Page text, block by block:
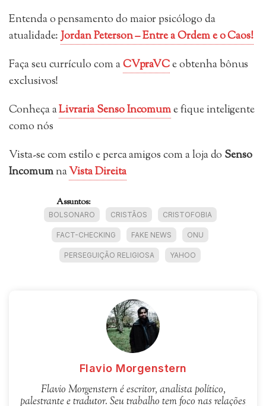
Entenda o pensamento do maior psicólogo da
atualidade:Jordan Peterson – Entre a Ordem e o Caos!
Faça seu currículo com aCVpraVCe obtenha bônus
exclusivos!
Conheça aLivraria Senso Incomume fique inteligente
como nós
Vista-se com estilo e perca amigos com a loja do Senso
IncomumnaVista Direita
Assuntos:
BOLSONARO CRISTÃOS CRISTOFOBIA
FACT-CHECKING FAKE NEWS ONU
PERSEGUIÇÃO RELIGIOSA YAHOO
Flavio Morgenstern
Flavio Morgenstern é escritor, analista político,
palestrante e tradutor. Seu trabalho tem foco nas relações